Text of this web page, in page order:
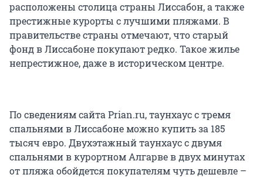
расположены столица страны Лиссабон, а также
престижные курорты с лучшими пляжами. В
правительстве страны отмечают, что старый
фонд в Лиссабоне покупают редко. Такое жилье
непрестижное, даже в историческом центре.
По сведениям сайта Prian.ru, таунхаус с тремя
спальнями в Лиссабоне можно купить за 185
тысяч евро. Двухэтажный таунхаус с двумя
спальнями в курортном Алгарве в двух минутах
от пляжа обойдется покупателям чуть дешевле –